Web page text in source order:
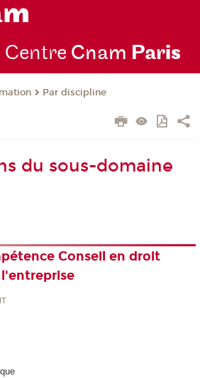
Centre Cnam Paris
Par discipline
du sous-domaine
Conseil en droit